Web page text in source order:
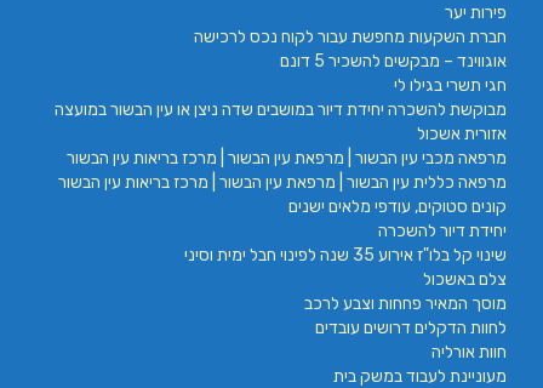
פירות יער
חברת השקעות מחפשת עבור לקוח נכס לרכישה
אוגווינד – מבקשים להשכיר 5 דונם
חגי תשרי בגילו לי
מבוקשת להשכרה יחידת דיור במושבים שדה ניצן או עין הבשור במועצה
אזורית אשכול
מרפאה מכבי עין הבשור | מרפאת עין הבשור | מרכז בריאות עין הבשור
מרפאה כללית עין הבשור | מרפאת עין הבשור | מרכז בריאות עין הבשור
קונים סטוקים, עודפי מלאים ישנים
יחידת דיור להשכרה
שינוי קל בלו"ז אירוע 35 שנה לפינוי חבל ימית וסיני
צלם באשכול
מוסך המאיר פחחות וצבע לרכב
לחוות הדקלים דרושים עובדים
חוות אורליה
מעוניינת לעבוד במשק בית